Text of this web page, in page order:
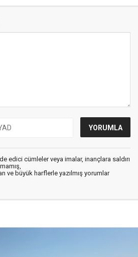
edici cümleler veya imalar, inançlara saldırı
ve büyük harflerle yazılmış yorumlar